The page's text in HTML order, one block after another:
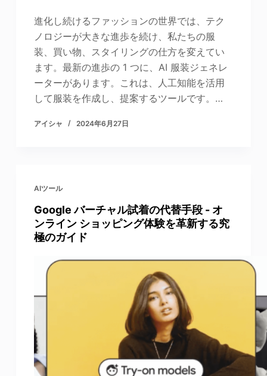
進化し続けるファッションの世界では、テク
ノロジーが大きな進歩を続け、私たちの服
装、買い物、スタイリングの仕方を変えてい
ます。最新の進歩の 1 つに、AI 服装ジェネレ
ーターがあります。これは、人工知能を活用
して服装を作成し、提案するツールです。…
アイシャ 2024年6月27日
AIツール
Google バーチャル試着の代替手段 - オ
ンライン ショッピング体験を革新する究
極のガイド